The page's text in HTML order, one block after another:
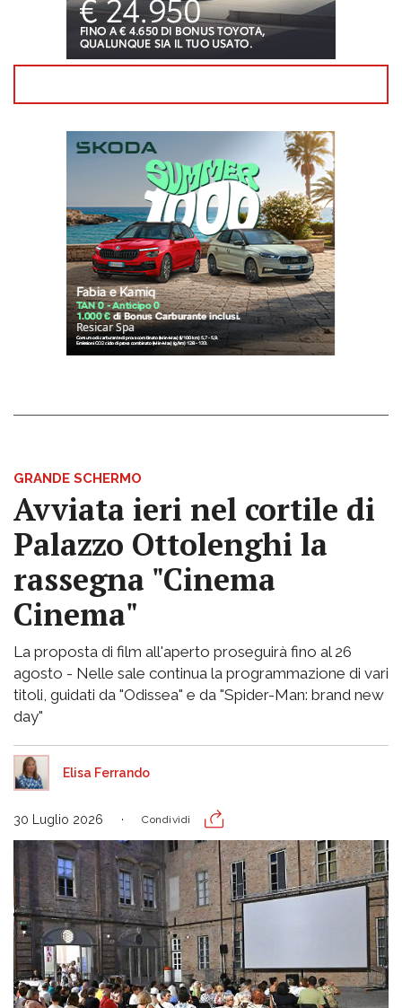
GRANDE SCHERMO
Avviata ieri nel cortile di
Palazzo Ottolenghi la
rassegna "Cinema
Cinema"
La proposta di film all'aperto proseguirà fino al 26
agosto - Nelle sale continua la programmazione di vari
titoli, guidati da "Odissea" e da "Spider-Man: brand new
day"
Elisa Ferrando
30 Luglio 2026 Condividi